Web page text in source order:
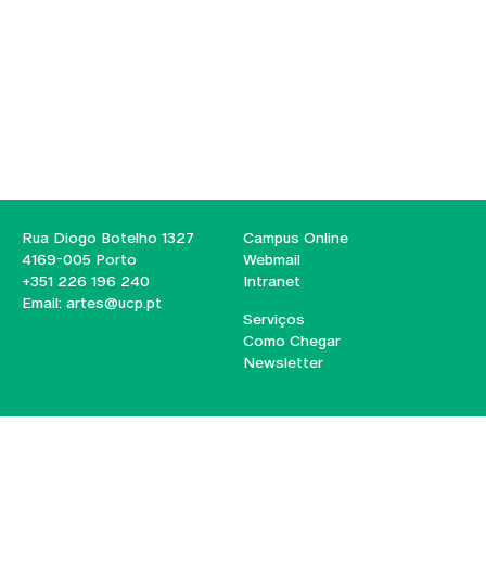
Rua Diogo Botelho 1327
4169-005 Porto
+351 226 196 240
Email: artes@ucp.pt
Campus Online
Webmail
Intranet
Serviços
Como Chegar
Newsletter